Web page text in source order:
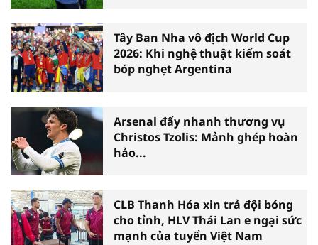
Tây Ban Nha vô địch World Cup
2026: Khi nghệ thuật kiểm soát
bóp nghẹt Argentina
Arsenal đẩy nhanh thương vụ
Christos Tzolis: Mảnh ghép hoàn
hảo...
CLB Thanh Hóa xin trả đội bóng
cho tỉnh, HLV Thái Lan e ngại sức
mạnh của tuyển Việt Nam